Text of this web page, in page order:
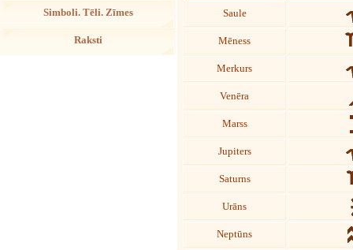
Simboli. Tēli. Zīmes
Raksti
Saule
Mēness
Merkurs
Venēra
Marss
Jupiters
Saturns
Urāns
Neptūns